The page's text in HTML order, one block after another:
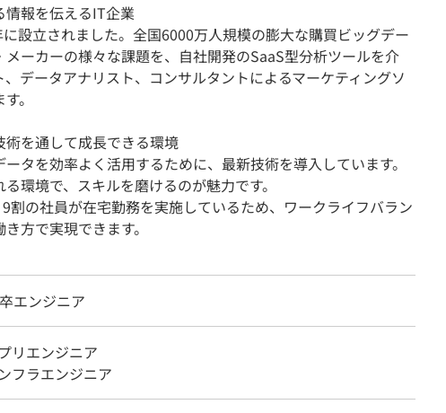
報を伝えるIT企業
設立されました。全国6000万人規模の膨大な購買ビッグデー
ーカーの様々な課題を、自社開発のSaaS型分析ツールを介
データアナリスト、コンサルタントによるマーケティングソ
。
を通して成長できる環境
タを効率よく活用するために、最新技術を導入しています。
環境で、スキルを磨けるのが魅力です。
割の社員が在宅勤務を実施しているため、ワークライフバラン
方で実現できます。
エンジニア
リエンジニア
フラエンジニア